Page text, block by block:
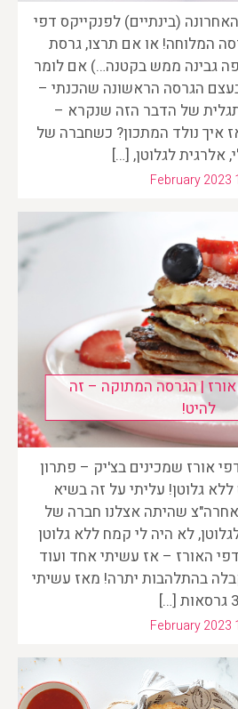
(בינתיים) לפנקייקס דפי
המלוחה! או אם תרצו, גרסת
גבינה ממש בקטנה…) אם לומר
הגרסה הראשונה שהכנתי –
של הדבר הזה שנקרא –
איך נולד המתכון? כשחברה של
אלרגית לגלוטן, […]
February 2023
| הגרסה המתוקה – זה
להיט!
אורז שמכינים בצ'יק – פתרון
גלוטן! עליתי על זה בשיא
אחרה"צ שהיתה אצלנו חברה של
לא היה לי קמח ללא גלוטן
האורז – אז עשיתי אחד ועוד
בהתלהבות יתרה! מאז עשיתי
3 גרסאות […]
February 2023